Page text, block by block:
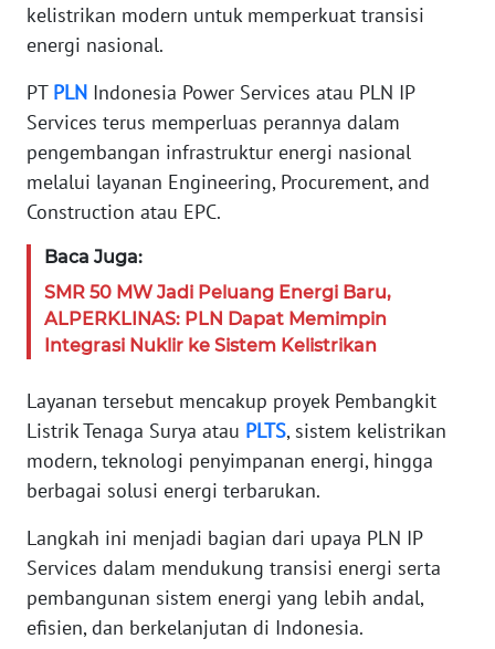
kelistrikan modern untuk memperkuat transisi
energi nasional.
PT PLN Indonesia Power Services atau PLN IP
Services terus memperluas perannya dalam
pengembangan infrastruktur energi nasional
melalui layanan Engineering, Procurement, and
Construction atau EPC.
Baca Juga:
SMR 50 MW Jadi Peluang Energi Baru,
ALPERKLINAS: PLN Dapat Memimpin
Integrasi Nuklir ke Sistem Kelistrikan
Layanan tersebut mencakup proyek Pembangkit
Listrik Tenaga Surya atau PLTS, sistem kelistrikan
modern, teknologi penyimpanan energi, hingga
berbagai solusi energi terbarukan.
Langkah ini menjadi bagian dari upaya PLN IP
Services dalam mendukung transisi energi serta
pembangunan sistem energi yang lebih andal,
efisien, dan berkelanjutan di Indonesia.
REDAKSI
DISCLAIMER
Wahana
News
WN
SUMUT
WN
JABAR
WN
BANTEN
NTT